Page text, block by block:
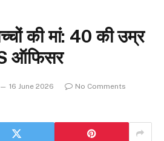
की मां: 40 की उम्र
ऑफिसर
16 June 2026
No Comments